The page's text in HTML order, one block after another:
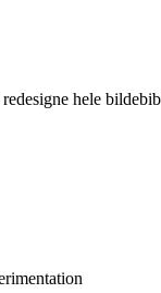
hele